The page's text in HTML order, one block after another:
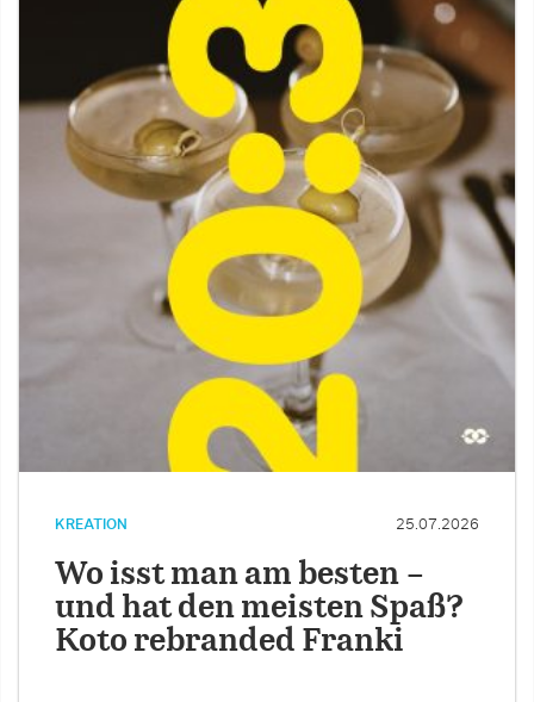
KREATION 25.07.2026
Wo isst man am besten –
und hat den meisten Spaß?
Koto rebranded Franki